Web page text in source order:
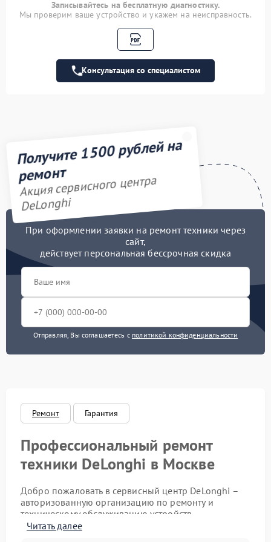
600 рублей
Ремонт заварного блока
Замена датчика воды 600 рублей
Замена клапана пара 720 рублей
Замена фильтра
Ремонт системной платы
Ремонт ЦЗУ 980 рублей
Замена термодатчика
Замена бойлера
Замена датчиков 290 рублей
Чистка дренажа
Декальцинация 430 рублей
электродвигателя
490 рублей
Замена двигателя
кофемолки
Записывайтесь на бесплатную диагностику.
Мы проверим ваше устройство и укажем на неисправность.
Консультация со специалистом
Получите 1500 рублей на
ремонт
Акция сервисного центра
DeLonghi
При оформлении заявки на ремонт техники через
сайт,
действует персональная бессрочная скидка
Отправляя, Вы соглашаетесь с политикой конфиденциальности
Ремонт Гарантия
Профессиональный ремонт
техники DeLonghi в Москве
Добро пожаловать в сервисный центр DeLonghi –
авторизованную организацию по ремонту и
техническому обслуживанию устройств
итальянского бренда. Мы работаем в Москве,
Читать далее